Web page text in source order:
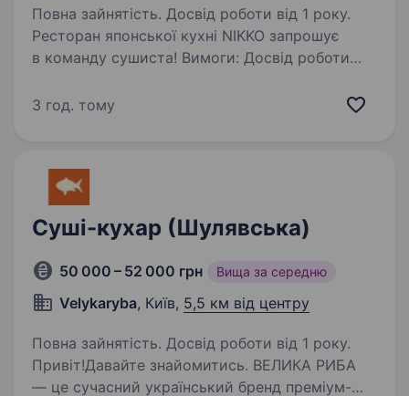
Повна зайнятість. Досвід роботи від 1 року.
Ресторан японської кухні NIKKO запрошує
в команду сушиста! Вимоги: Досвід роботи
відповідно до японських кулінарних традицій
3 год. тому
Суші-кухар (Шулявська)
50 000 – 52 000 грн Вища за середню
Velykaryba, Київ, 5,5 км від центру
Повна зайнятість. Досвід роботи від 1 року.
Привіт!Давайте знайомитись. ВЕЛИКА РИБА
— це сучасний український бренд преміум-